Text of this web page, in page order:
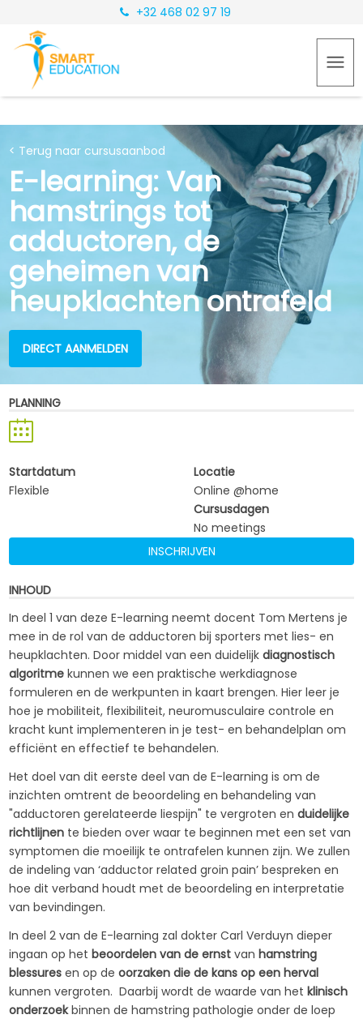
+32 468 02 97 19
< Terug naar cursusaanbod
E-learning: Van
hamstrings tot
adductoren, de
geheimen van
heupklachten ontrafeld
DIRECT AANMELDEN
PLANNING
Startdatum
Flexible
Locatie
Online @home
Cursusdagen
No meetings
INSCHRIJVEN
INHOUD
In deel 1 van deze E-learning neemt docent Tom Mertens je
mee in de rol van de adductoren bij sporters met lies- en
heupklachten. Door middel van een duidelijkdiagnostisch
algoritme kunnen we een praktische werkdiagnose
formuleren en de werkpunten in kaart brengen. Hier leer je
hoe je mobiliteit, flexibiliteit, neuromusculaire controle en
kracht kunt implementeren in je test- en behandelplan om
efficiënt en effectief te behandelen.
Het doel van dit eerste deel van de E-learning is om de
inzichten omtrent de beoordeling en behandeling van
"adductoren gerelateerde liespijn" te vergroten enduidelijke
richtlijnen te bieden over waar te beginnen met een set van
symptomen die moeilijk te ontrafelen kunnen zijn. We zullen
de indeling van ‘adductor related groin pain’ bespreken en
hoe dit verband houdt met de beoordeling en interpretatie
van bevindingen.
In deel 2 van de E-learning zal dokter Carl Verduyn dieper
ingaan op hetbeoordelen van de ernst vanhamstring
blessures en op deoorzaken die de kans op een herval
kunnen vergroten. Daarbij wordt de waarde van hetklinisch
onderzoekbinnen de hamstring pathologie onder de loep